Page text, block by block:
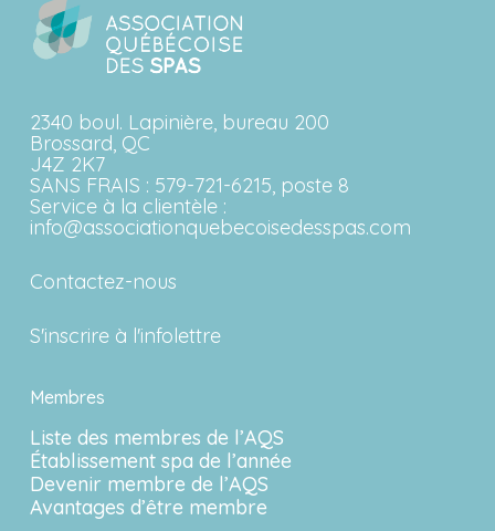
2340 boul. Lapinière, bureau 200
Brossard, QC
J4Z 2K7
SANS FRAIS : 579-721-6215, poste 8
Service à la clientèle :
info@associationquebecoisedesspas.com
Contactez-nous
S'inscrire à l'infolettre
Membres
Liste des membres de l’AQS
Établissement spa de l’année
Devenir membre de l’AQS
Avantages d’être membre